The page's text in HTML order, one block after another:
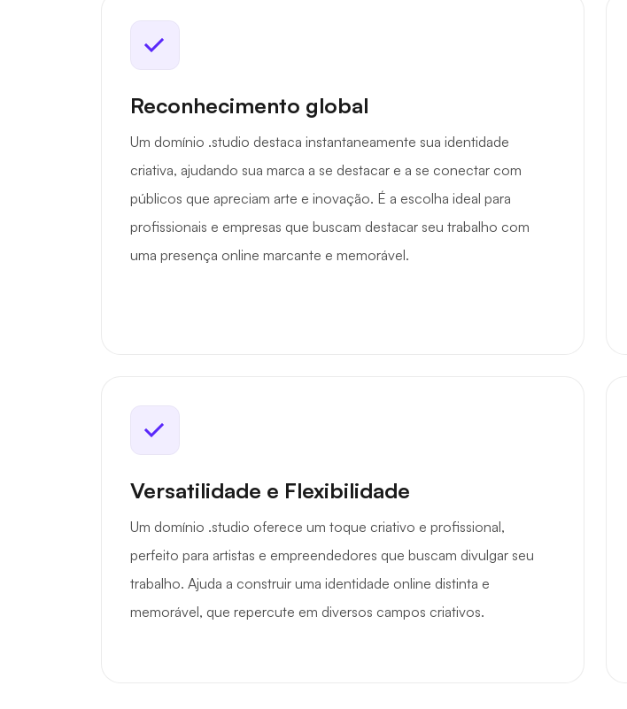
Reconhecimento global
Um domínio .studio destaca instantaneamente sua identidade
criativa, ajudando sua marca a se destacar e a se conectar com
públicos que apreciam arte e inovação. É a escolha ideal para
profissionais e empresas que buscam destacar seu trabalho com
uma presença online marcante e memorável.
Versatilidade e Flexibilidade
Um domínio .studio oferece um toque criativo e profissional,
perfeito para artistas e empreendedores que buscam divulgar seu
trabalho. Ajuda a construir uma identidade online distinta e
memorável, que repercute em diversos campos criativos.